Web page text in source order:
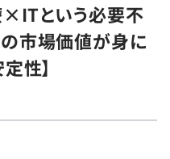
という必要不
市場価値が身に
性】